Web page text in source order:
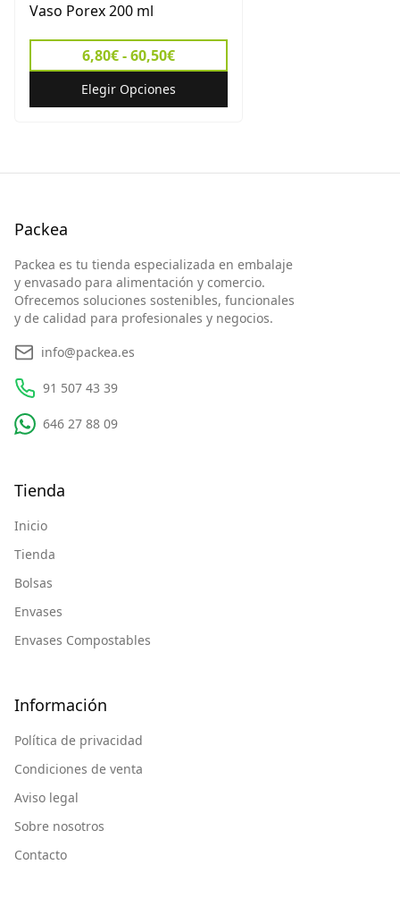
Vaso Porex 200 ml
6,80€ - 60,50€
Elegir Opciones
Packea
Packea es tu tienda especializada en embalaje
y envasado para alimentación y comercio.
Ofrecemos soluciones sostenibles, funcionales
y de calidad para profesionales y negocios.
info@packea.es
91 507 43 39
646 27 88 09
Tienda
Inicio
Tienda
Bolsas
Envases
Envases Compostables
Información
Política de privacidad
Condiciones de venta
Aviso legal
Sobre nosotros
Contacto